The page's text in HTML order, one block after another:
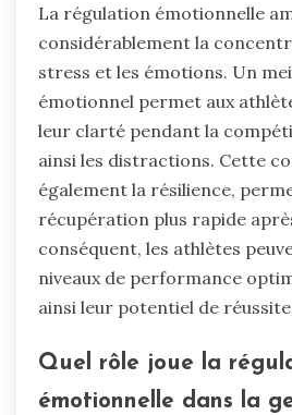
La régulation émotionnelle
considérablement la
stress et les émotions. Un
émotionnel permet aux
leur clarté pendant la
ainsi les distractions. Cette
également la résilience,
récupération plus rapide
conséquent, les athlètes
niveaux de performance
ainsi leur potentiel de
Quel rôle joue la
émotionnelle dans la